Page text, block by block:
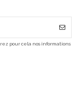
pour cela nos informations